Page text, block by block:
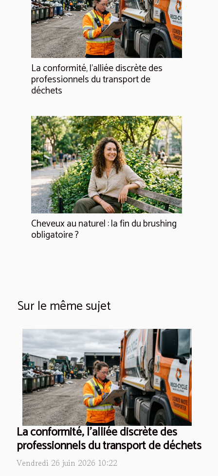
La conformité, l'alliée discrète des
professionnels du transport de
déchets
Cheveux au naturel : la fin du brushing
obligatoire ?
Sur le même sujet
La conformité, l'alliée discrète des
professionnels du transport de déchets
Vendredi 26 juin 2026 10:22